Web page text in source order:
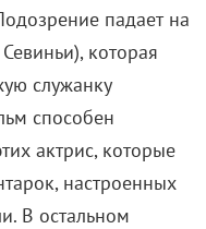
падает на
которая
служанку
способен
актрис, которые
настроенных
В остальном